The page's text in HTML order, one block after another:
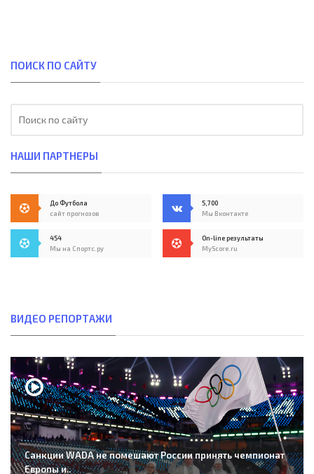
ПОИСК ПО САЙТУ
НАШИ ПАРТНЕРЫ
До Футбола
сайт прогнозов
5,700
Мы Вконтакте
454
Мы на Спортс.ру
On-line результаты
MyScore.ru
ВИДЕО РЕПОРТАЖИ
Санкции WADA не помешают России принять чемпионат
Европы и..